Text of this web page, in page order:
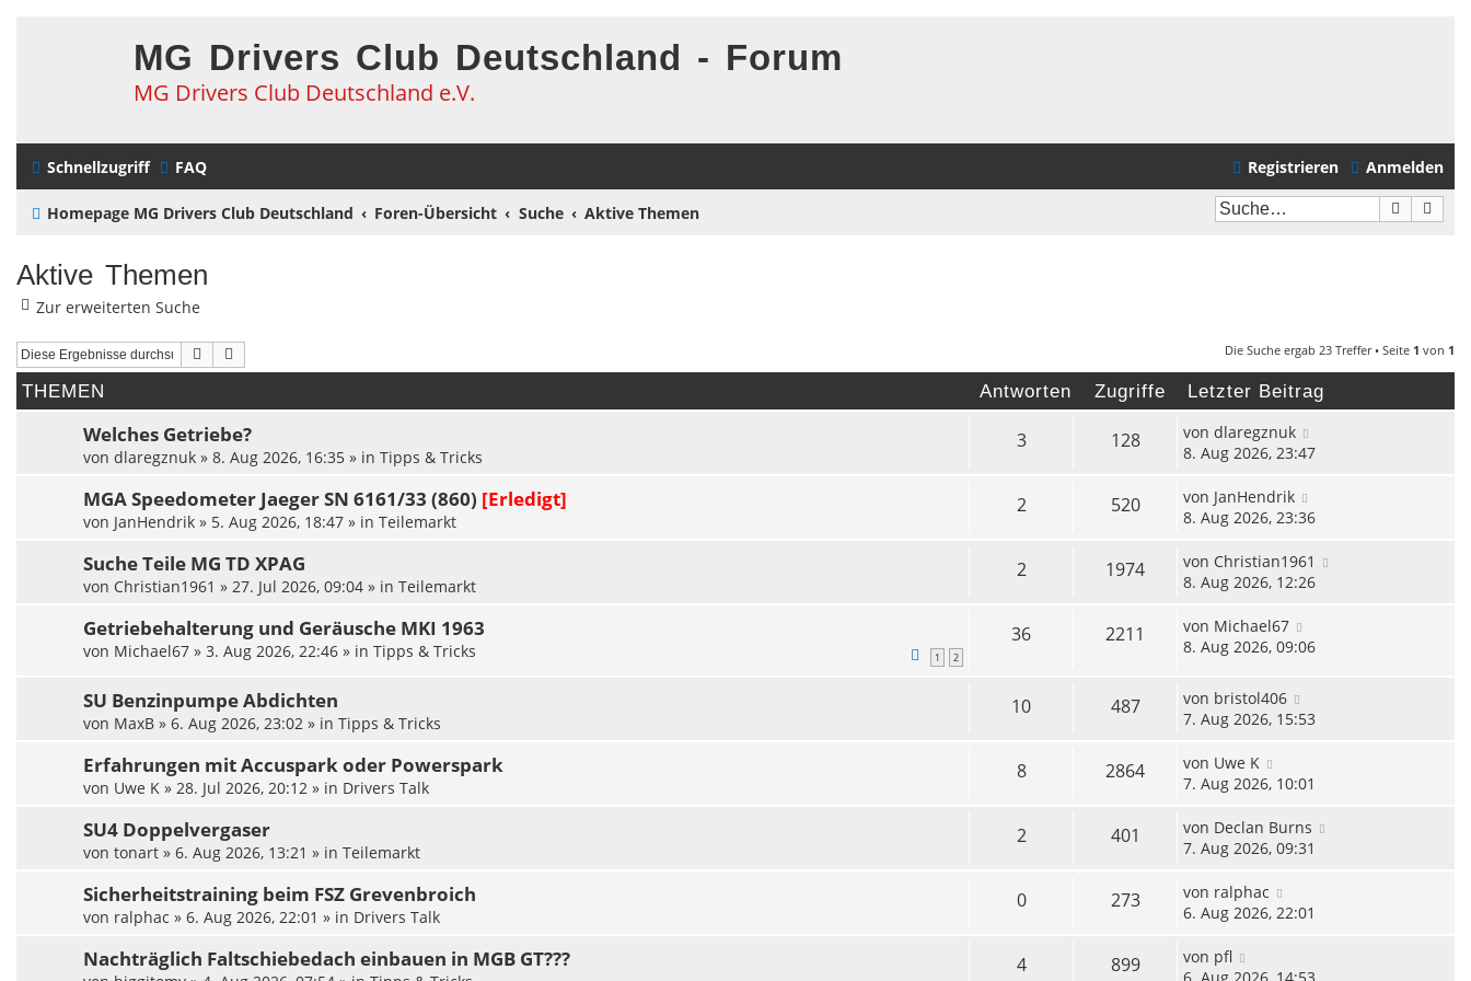
MG Drivers Club Deutschland - Forum
MG Drivers Club Deutschland e.V.
Schnellzugriff FAQ Anmelden
Registrieren
Homepage MG Drivers Club Deutschland Foren-Übersicht Suche Aktive Themen Suche
Aktive Themen
Zur erweiterten Suche
Suche Die Suche ergab 23 Treffer • Seite 1 von 1
THEMEN Antworten Zugriffe Letzter Beitrag
Welches Getriebe?
von dlaregznuk » 8. Aug 2026, 16:35 » in Tipps & Tricks
3 128 von dlaregznuk
8. Aug 2026, 23:47
MGA Speedometer Jaeger SN 6161/33 (860) [Erledigt]
von JanHendrik » 5. Aug 2026, 18:47 » in Teilemarkt
2 520 von JanHendrik
8. Aug 2026, 23:36
Suche Teile MG TD XPAG
von Christian1961 » 27. Jul 2026, 09:04 » in Teilemarkt
2 1974 von Christian1961
8. Aug 2026, 12:26
Getriebehalterung und Geräusche MKI 1963
von Michael67 » 3. Aug 2026, 22:46 » in Tipps & Tricks 1 2
36 2211 von Michael67
8. Aug 2026, 09:06
SU Benzinpumpe Abdichten
von MaxB » 6. Aug 2026, 23:02 » in Tipps & Tricks
10 487 von bristol406
7. Aug 2026, 15:53
Erfahrungen mit Accuspark oder Powerspark
von Uwe K » 28. Jul 2026, 20:12 » in Drivers Talk
8 2864 von Uwe K
7. Aug 2026, 10:01
SU4 Doppelvergaser
von tonart » 6. Aug 2026, 13:21 » in Teilemarkt
2 401 von Declan Burns
7. Aug 2026, 09:31
Sicherheitstraining beim FSZ Grevenbroich
von ralphac » 6. Aug 2026, 22:01 » in Drivers Talk
0 273 von ralphac
6. Aug 2026, 22:01
Nachträglich Faltschiebedach einbauen in MGB GT??? 4 899 von pfl